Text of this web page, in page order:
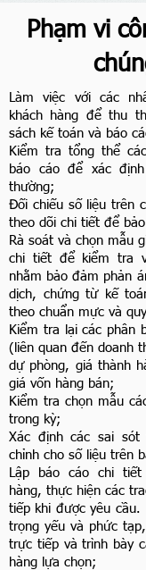
Phạm vi
Làm việc với các
khách hàng để thu
sách kế toán và báo
Kiểm tra tổng thể
báo cáo để xác
thường;
Đối chiếu số liệu trên
theo dõi chi tiết để
Rà soát và chọn mẫu
chi tiết để kiểm tra
nhằm bảo đảm phản
dịch, chứng từ kế
theo chuẩn mực và
Kiểm tra lại các phân
(liên quan đến doanh
dự phòng, giá thành
giá vốn hàng bán;
Kiểm tra chọn mẫu
trong kỳ;
Xác định các sai
chỉnh cho số liệu trên
Lập báo cáo chi
hàng, thực hiện các
tiếp khi được yêu
trọng yếu và phức
trực tiếp và trình bày
hàng lựa chọn;